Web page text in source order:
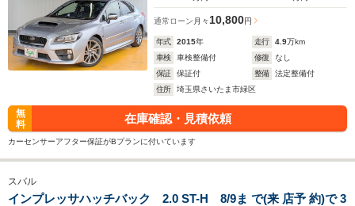
通常ローン 月々 10,800円
年式 2015年 走行 4.9万km
車検
車検整備付 修復
なし
保証
保証付 整備
法定整備付
住所
埼玉県さいたま市緑区
無
料
在庫確認・見積依頼
カーセンサーアフター保証がBプランに付いています
スバル
インプレッサハッチバック 2.0 ST-H 8/9ま で(来 店予 約)で 3